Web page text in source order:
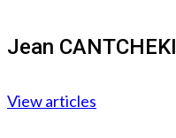
Jean CANTCHEKI
View articles